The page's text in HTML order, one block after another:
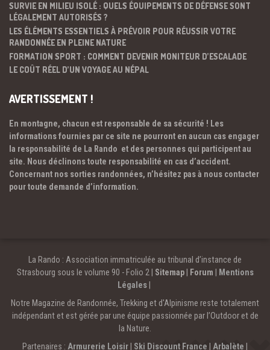
SURVIE EN MILIEU ISOLÉ : QUELS ÉQUIPEMENTS DE DÉFENSE SONT
LÉGALEMENT AUTORISÉS ?
LES ÉLÉMENTS ESSENTIELS À PRÉVOIR POUR RÉUSSIR VOTRE
RANDONNÉE EN PLEINE NATURE
FORMATION SPORT : COMMENT DEVENIR MONITEUR D’ESCALADE
LE COÛT RÉEL D’UN VOYAGE AU NÉPAL
AVERTISSEMENT !
En montagne, chacun est responsable de sa sécurité ! Les
informations fournies par ce site ne pourront en aucun cas engager
la responsabilité de La Rando et des personnes qui participent au
site. Nous déclinons toute responsabilité en cas d’accident.
Concernant nos sorties randonnées, n’hésitez pas à nous contacter
pour toute demande d’information.
La Rando : Association immatriculée au tribunal d’instance de
Strasbourg sous le volume 90 - Folio 2 | Sitemap| Forum
Mentions
Légales
Notre Magazine de Randonnée, Trekking et d'Alpinisme reste totalement
indépendant et est gérée par une équipe passionnée par l’Outdoor et de
la Nature.
Partenaires : Armurerie Loisir Ski Discount France Arbalète